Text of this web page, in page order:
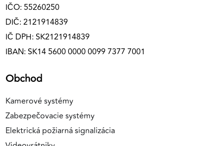
IČO: 55260250
DIČ: 2121914839
IČ DPH: SK2121914839
IBAN: SK14 5600 0000 0099 7377 7001
Obchod
Kamerové systémy
Zabezpečovacie systémy
Elektrická požiarná signalizácia